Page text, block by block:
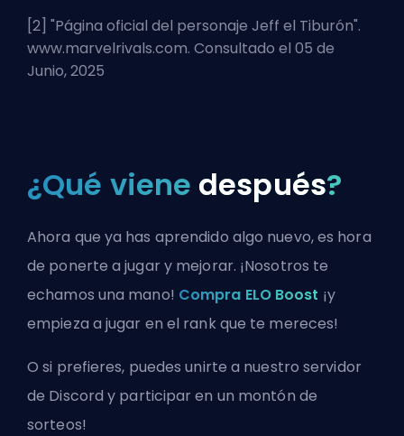
[2] "Página oficial del personaje Jeff el Tiburón".
www.marvelrivals.com. Consultado el 05 de
Junio, 2025
¿Qué viene después?
Ahora que ya has aprendido algo nuevo, es hora
de ponerte a jugar y mejorar. ¡Nosotros te
echamos una mano! Compra ELO Boost ¡y
empieza a jugar en el rank que te mereces!
O si prefieres, puedesunirte a nuestro servidor
de Discord y participar en un montón de
sorteos!